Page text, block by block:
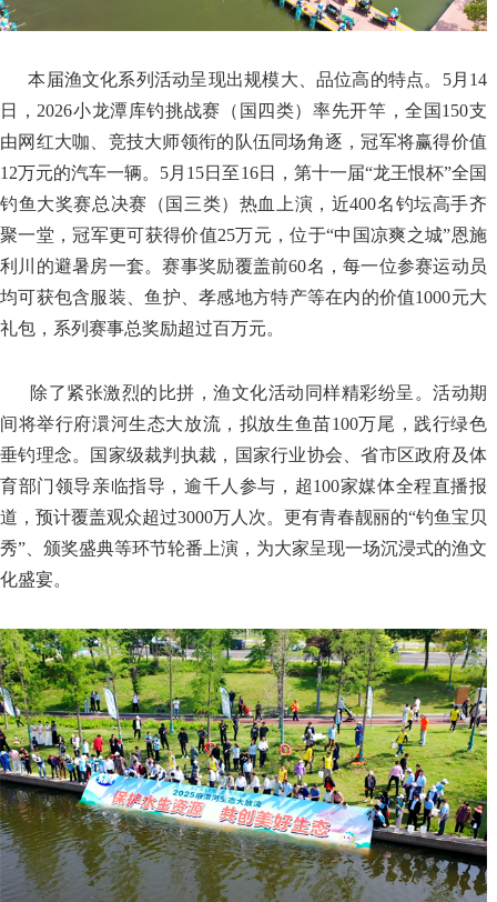
本届渔文化系列活动呈现出规模大、品位高的特点。5月14
日，2026小龙潭库钓挑战赛（国四类）率先开竿，全国150支
由网红大咖、竞技大师领衔的队伍同场角逐，冠军将赢得价值
12万元的汽车一辆。5月15日至16日，第十一届“龙王恨杯”全国
钓鱼大奖赛总决赛（国三类）热血上演，近400名钓坛高手齐
聚一堂，冠军更可获得价值25万元，位于“中国凉爽之城”恩施
利川的避暑房一套。赛事奖励覆盖前60名，每一位参赛运动员
均可获包含服装、鱼护、孝感地方特产等在内的价值1000元大
礼包，系列赛事总奖励超过百万元。
除了紧张激烈的比拼，渔文化活动同样精彩纷呈。活动期
间将举行府澴河生态大放流，拟放生鱼苗100万尾，践行绿色
垂钓理念。国家级裁判执裁，国家行业协会、省市区政府及体
育部门领导亲临指导，逾千人参与，超100家媒体全程直播报
道，预计覆盖观众超过3000万人次。更有青春靓丽的“钓鱼宝贝
秀”、颁奖盛典等环节轮番上演，为大家呈现一场沉浸式的渔文
化盛宴。